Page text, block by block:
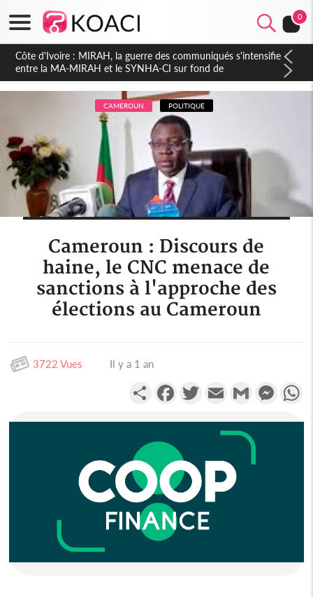
0
Côte d'Ivoire : Indépendance 2026, Thiam plaide pour un
environnement démocratique plus apaisé
CAMEROUN POLITIQUE
Cameroun : Discours de
haine, le CNC menace de
sanctions à l'approche des
élections au Cameroun
3722 Vues Il y a 1 an
PartagerFacebookTwitterEmail Gmail